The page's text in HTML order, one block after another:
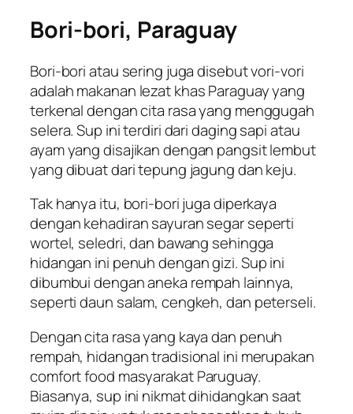
Bori-bori, Paraguay
Bori-bori atau sering juga disebut vori-vori
adalah makanan lezat khas Paraguay yang
terkenal dengan cita rasa yang menggugah
selera. Sup ini terdiri dari daging sapi atau
ayam yang disajikan dengan pangsit lembut
yang dibuat dari tepung jagung dan keju.
Tak hanya itu, bori-bori juga diperkaya
dengan kehadiran sayuran segar seperti
wortel, seledri, dan bawang sehingga
hidangan ini penuh dengan gizi. Sup ini
dibumbui dengan aneka rempah lainnya,
seperti daun salam, cengkeh, dan peterseli.
Dengan cita rasa yang kaya dan penuh
rempah, hidangan tradisional ini merupakan
comfort food masyarakat Paruguay.
Biasanya, sup ini nikmat dihidangkan saat